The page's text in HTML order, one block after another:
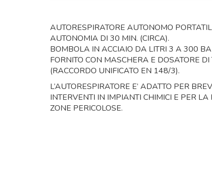
AUTORESPIRATORE AUTONOMO
AUTONOMIA DI 30 MIN. (CIRCA).
BOMBOLA IN ACCIAIO DA LITRI 3 A 300
FORNITO CON MASCHERA E DOSATORE
(RACCORDO UNIFICATO EN 148/3).
L’AUTORESPIRATORE E’ ADATTO PER
INTERVENTI IN IMPIANTI CHIMICI E PER LA
ZONE PERICOLOSE.